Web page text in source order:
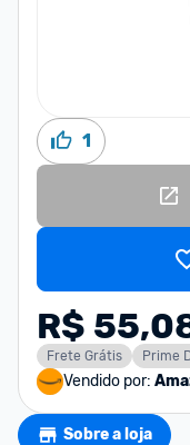
1
R$
Frete Grátis Prime
Vendido por:
Sobre a loja